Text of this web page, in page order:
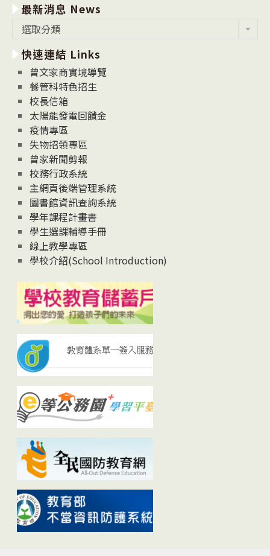
最新消息 News
消
息
News
選取分類
快速連結 Links
曾文家商實境導覽
餐管科特色招生
校長信箱
太陽能發電回饋金
疫情專區
失物招領專區
曾家新聞剪報
校務行政系統
主網頁後端管理系統
圖書館資訊查詢系統
學年課程計畫書
學生選課輔導手冊
線上教學專區
學校介紹(School Introduction)